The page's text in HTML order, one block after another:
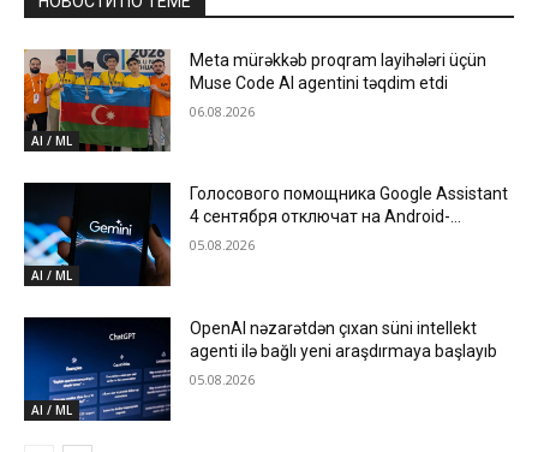
AI / ML
Meta mürəkkəb proqram layihələri üçün
Muse Code AI agentini təqdim etdi
06.08.2026
AI / ML
Голосового помощника Google Assistant
4 сентября отключат на Android-
устройствах
05.08.2026
AI / ML
OpenAI nəzarətdən çıxan süni intellekt
agenti ilə bağlı yeni araşdırmaya başlayıb
05.08.2026